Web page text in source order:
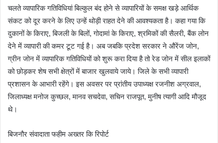
चलते व्यापारिक गतिविधियां बिल्कुल बंद होने से व्यापारियों के समक्ष खड़े आर्थिक
संकट को दूर करने के लिए उन्हें थोड़ी राहत देने की आवश्यकता है। कहा गया कि
दुकानों के किराए, बिजली के बिलों, गोदामां के किराए, श्रमिकों की सैलरी, बैंक लोन
देने में व्यापारी की कमर टूट गई है। अब जबकि प्रदेश सरकार ने औरेंज जोन,
ग्रीन जोन में व्यापारिक गतिविधियों को शुरू करा दिया है तो रेड जोन में सील इलाकों
को छोड़कर शेष सभी क्षेत्रों में बाजार खुलवाये जाये। जिले के सभी व्यापारी
प्रशासन के आभारी रहेंगे। इस अवसर पर प्रांतीय उपाध्यक्ष रजनीश अग्रवाल,
जिलाध्यक्ष मनोज कुच्छल, मानव सचदेवा, सचिन राजपूत, मुनीष त्यागी आदि मौजूद
थे।
बिजनौर संवादाता फहीम अख्तर कि रिपोर्ट